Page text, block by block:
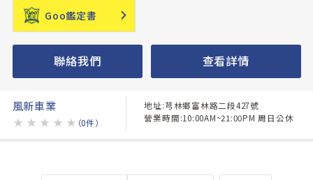
Goo鑑定書
聯絡我們 查看詳情
風新車業
★ ★ ★ ★ ★ （0件）
地址:芎林鄉富林路二段427號
營業時間:10:00AM~21:00PM 周日公休